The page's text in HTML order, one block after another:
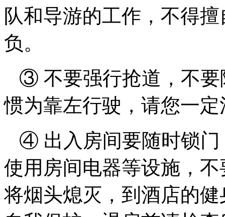
队和导游的工作，不得
负。
③ 不要强行抢道，不要
惯为靠左行驶，请您一定
④ 出入房间要随时锁门
使用房间电器等设施，
将烟头熄灭，到酒店的